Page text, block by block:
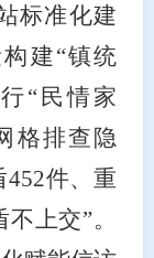
标准化建
建“镇统
“民情家
格排查隐
件、重
上交”。